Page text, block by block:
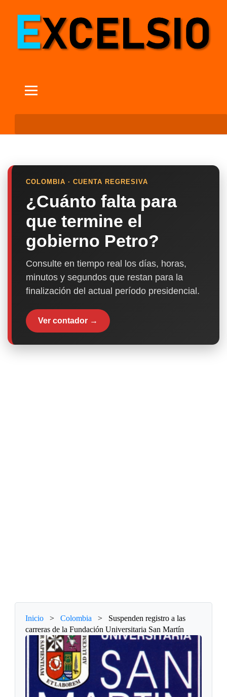
COLOMBIA · CUENTA REGRESIVA
¿Cuánto falta para
que termine el
gobierno Petro?
Consulte en tiempo real los días, horas,
minutos y segundos que restan para la
finalización del actual período presidencial.
Ver contador →
Inicio > Colombia >
Suspenden registro a las
carreras de la Fundación Universitaria San Martín